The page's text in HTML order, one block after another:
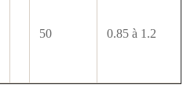
50 0.85 à 1.2